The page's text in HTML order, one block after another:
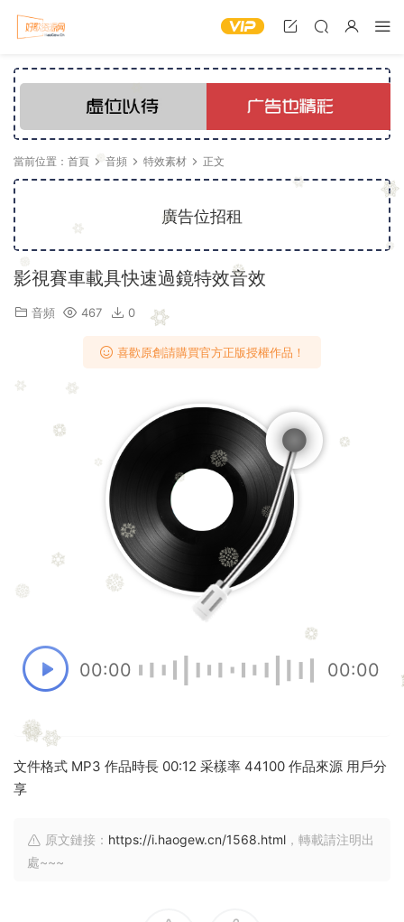
當前位置： 首頁 音頻 特效素材 正文
廣告位招租
影視賽車載具快速過鏡特效音效
音頻 467 0
喜歡原創請購買官方正版授權作品！
00:00 00:00
文件格式 MP3 作品時長 00:12 采樣率 44100 作品來源 用戶分
享
原文鏈接： https://i.haogew.cn/1568.html ，轉載請注明出
處~~~